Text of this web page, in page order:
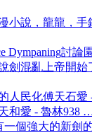
小說，龍龍，手
Dympaning討論
劍混亂上帝開始
人民化傅天石愛
和愛 - 魯林938
一個強大的新劍